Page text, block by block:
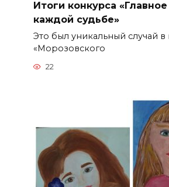
Итоги конкурса
каждой судьбе»
Это был уникальный случай в
«Морозовского
22